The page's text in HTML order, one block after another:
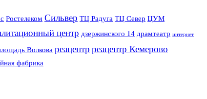
Ростелеком Сильвер ТЦ Радуга ТЦ Север ЦУМ
центр дзержинского 14 драмтеатр интернет
Волкова реацентр реацентр Кемерово
фабрика